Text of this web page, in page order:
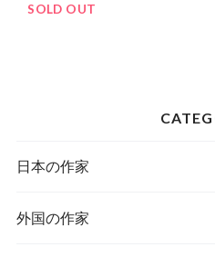
SOLD OUT
日本の作家
外国の作家